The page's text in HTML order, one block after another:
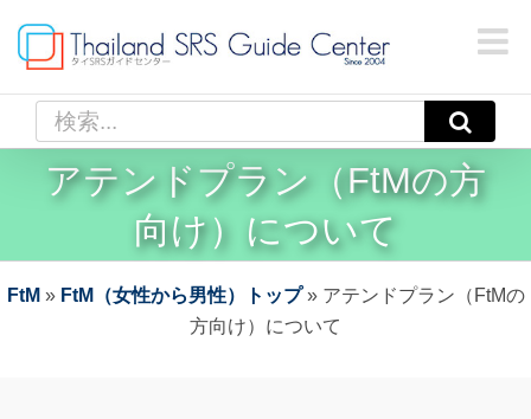
content
索
…アテンドプラン（FtMの方
向け）について
FtM » FtM（女性から男性）トップ» アテンドプラン（FtMの
方向け）について